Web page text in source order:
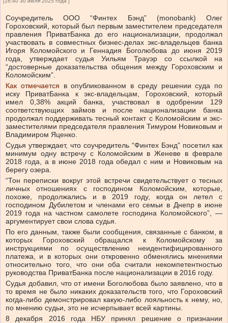
Соучредитель ООО “Финтех Бэнд” (monobank) Олег
Гороховский, который был первым заместителем председателя
правления ПриватБанка до его национализации, продолжал
участвовать в совместных бизнес-делах экс-владельцев банка
Игоря Коломойского и Геннадия Боголюбова до июня 2019
года, утверждает судья Уильям Трауэр со ссылкой на
“достоверные доказательства общения между Гороховским и
Коломойским”.
Как отмечается в опубликованном в среду решении суда по
иску ПриватБанка к экс-владельцам, Гороховский, который
имел 0,38% акций банка, участвовал в одобрении 129
соответствующих займов и после национализации банка
продолжал поддерживать тесный контакт с Коломойским и экс-
заместителями председателя правления Тимуром Новиковым и
Владимиром Яценко.
Судья утверждает, что соучредитель “Финтех Бэнд” посетил как
минимум одну встречу с Коломойским в Женеве в феврале
2018 года, а в июне 2018 года обедал с ним и Новиковым на
берегу озера.
“Тон переписки вокруг этой встречи свидетельствует о тесных
личных отношениях с господином Коломойским, которые,
похоже, продолжались и в 2019 году, когда он летел с
господином Дубилетом и членами его семьи в Днепр в июне
2019 года на частном самолете господина Коломойского”, —
аргументирует свои слова судья.
По его данным, также были сообщения, связанные с банком, в
которых Гороховский обращался к Коломойскому за
инструкциями по осуществлению неидентифицированного
платежа, и в которых они откровенно обменялись мнениями
относительно того, что они оба считали некомпетентностью
руководства ПриватБанка после национализации в 2016 году.
Судья добавил, что от имени Боголюбова было заявлено, что в
то время не было никаких доказательств того, что Гороховский
когда-либо демонстрировал какую-либо лояльность к нему, но,
по мнению судьи, это не исчерпывает всей картины.
8 декабря 2016 года НБУ принял решение о признании